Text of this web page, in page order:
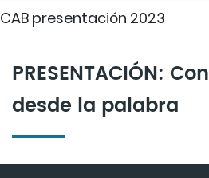
CAB presentación 2023
PRESENTACIÓN:
desde la palabra